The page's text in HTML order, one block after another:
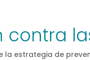
contra
la estrategia de